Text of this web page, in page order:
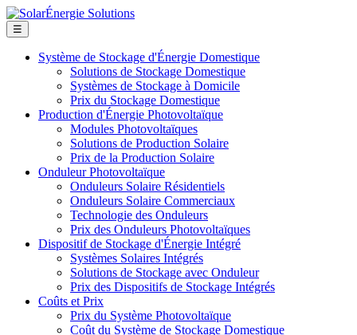
☰
Système de Stockage d'Énergie Domestique
Solutions de Stockage Domestique
Systèmes de Stockage à Domicile
Prix du Stockage Domestique
Production d'Énergie Photovoltaïque
Modules Photovoltaïques
Solutions de Production Solaire
Prix de la Production Solaire
Onduleur Photovoltaïque
Onduleurs Solaire Résidentiels
Onduleurs Solaire Commerciaux
Technologie des Onduleurs
Prix des Onduleurs Photovoltaïques
Dispositif de Stockage d'Énergie Intégré
Systèmes Solaires Intégrés
Solutions de Stockage avec Onduleur
Prix des Dispositifs de Stockage Intégrés
Coûts et Prix
Prix du Système Photovoltaïque
Coût du Système de Stockage Domestique